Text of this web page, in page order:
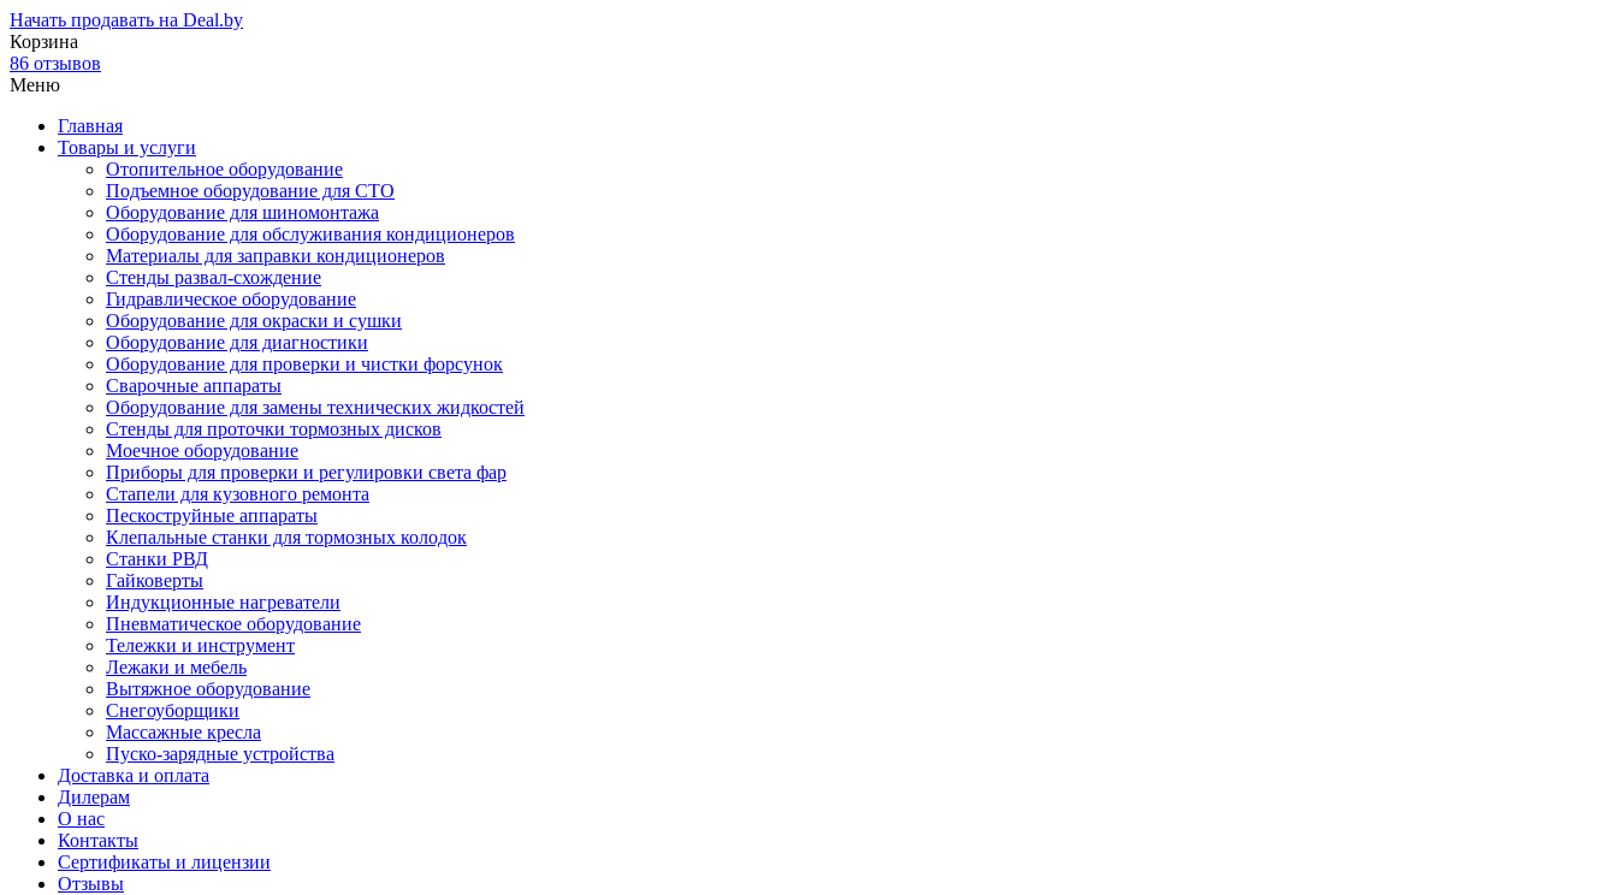
Начать продавать на Deal.by
Корзина
86 отзывов
Меню
Главная
Товары и услуги
Отопительное оборудование
Подъемное оборудование для СТО
Оборудование для шиномонтажа
Оборудование для обслуживания кондиционеров
Материалы для заправки кондиционеров
Стенды развал-схождение
Гидравлическое оборудование
Оборудование для окраски и сушки
Оборудование для диагностики
Оборудование для проверки и чистки форсунок
Сварочные аппараты
Оборудование для замены технических жидкостей
Стенды для проточки тормозных дисков
Моечное оборудование
Приборы для проверки и регулировки света фар
Стапели для кузовного ремонта
Пескоструйные аппараты
Клепальные станки для тормозных колодок
Станки РВД
Гайковерты
Индукционные нагреватели
Пневматическое оборудование
Тележки и инструмент
Лежаки и мебель
Вытяжное оборудование
Снегоуборщики
Массажные кресла
Пуско-зарядные устройства
Доставка и оплата
Дилерам
О нас
Контакты
Сертификаты и лицензии
Отзывы